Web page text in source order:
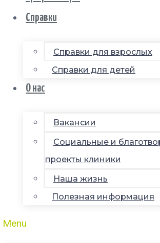
Справки
Справки для взрослых
Справки для детей
О нас
Вакансии
Социальные и
проекты клиники
Наша жизнь
Полезная информация
Menu